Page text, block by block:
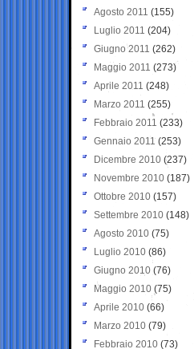
Agosto 2011 (155)
Luglio 2011 (204)
Giugno 2011 (262)
Maggio 2011 (273)
Aprile 2011 (248)
Marzo 2011 (255)
Febbraio 2011 (233)
Gennaio 2011 (253)
Dicembre 2010 (237)
Novembre 2010 (187)
Ottobre 2010 (157)
Settembre 2010 (148)
Agosto 2010 (75)
Luglio 2010 (86)
Giugno 2010 (76)
Maggio 2010 (75)
Aprile 2010 (66)
Marzo 2010 (79)
Febbraio 2010 (73)